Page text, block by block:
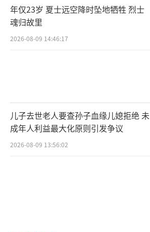
年仅23岁 夏士远空降时坠地牺牲 烈士
魂归故里
2026-08-09 14:46:17
儿子去世老人要查孙子血缘儿媳拒绝 未
成年人利益最大化原则引发争议
2026-08-09 13:56:02